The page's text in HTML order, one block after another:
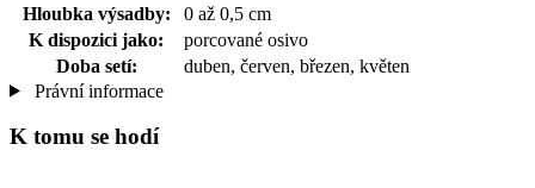
Hloubka výsadby:
0 až 0,5 cm
K dispozici jako:
porcované osivo
Doba setí:
duben, červen, březen, květen
Právní informace
K tomu se hodí